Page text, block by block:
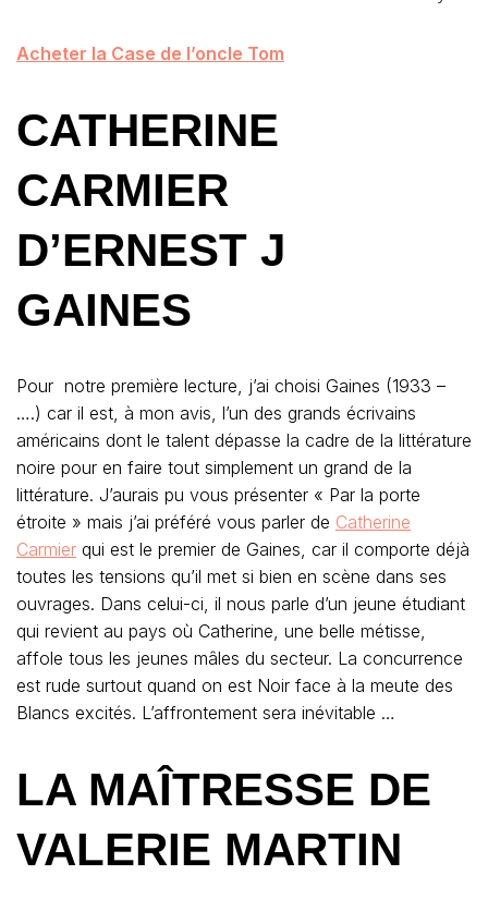
Acheter la Case de l’oncle Tom
CATHERINE
CARMIER
D’ERNEST J
GAINES
Pour notre première lecture, j’ai choisi Gaines (1933 –
….) car il est, à mon avis, l’un des grands écrivains
américains dont le talent dépasse la cadre de la littérature
noire pour en faire tout simplement un grand de la
littérature. J’aurais pu vous présenter « Par la porte
étroite » mais j’ai préféré vous parler de Catherine
Carmier qui est le premier de Gaines, car il comporte déjà
toutes les tensions qu’il met si bien en scène dans ses
ouvrages. Dans celui-ci, il nous parle d’un jeune étudiant
qui revient au pays où Catherine, une belle métisse,
affole tous les jeunes mâles du secteur. La concurrence
est rude surtout quand on est Noir face à la meute des
Blancs excités. L’affrontement sera inévitable …
LA MAÎTRESSE DE
VALERIE MARTIN